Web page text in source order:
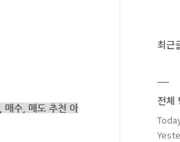
매수, 매도 추천 아
최근
전체